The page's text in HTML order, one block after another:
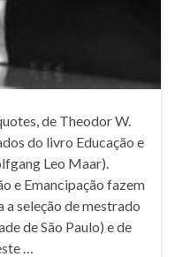
de Theodor W.
do livro Educação e
Leo Maar).
e Emancipação fazem
seleção de mestrado
de São Paulo) e de
…